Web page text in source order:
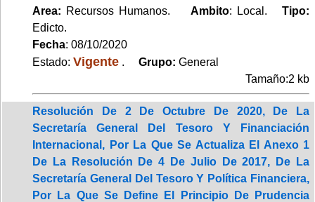
Area: Recursos Humanos. Ambito: Local.Tipo:
Edicto.
Fecha: 08/10/2020
Estado: Vigente . Grupo: General
Tamaño:2 kb
Resolución De 2 De Octubre De 2020, De La
Secretaría General Del Tesoro Y Financiación
Internacional, Por La Que Se Actualiza El Anexo 1
De La Resolución De 4 De Julio De 2017, De La
Secretaría General Del Tesoro Y Política Financiera,
Por La Que Se Define El Principio De Prudencia